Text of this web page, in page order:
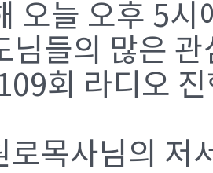
오늘 오후 5시
님들의 많은
회 라디오 진
로목사님의 저